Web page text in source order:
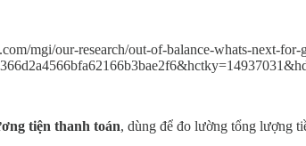
mgi/our-research/out-of-balance-whats-next-
tiện thanh toán, dùng để đo lường tổng lượng